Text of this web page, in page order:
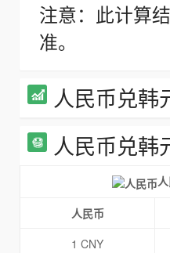
注意：此计算
准。
人民币兑韩
人民币兑韩
人民币
1 CNY